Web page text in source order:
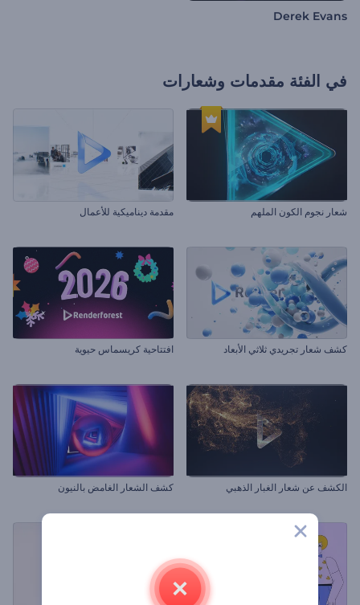
Derek Evans
في الفئة مقدمات وشعارات
شعار نجوم الكون الملهم مقدمة ديناميكية للأعمال
كشف شعار تجريدي ثلاثي الأبعاد افتتاحية كريسماس حيوية
الكشف عن شعار الغبار الذهبي كشف الشعار الغامض بالنيون